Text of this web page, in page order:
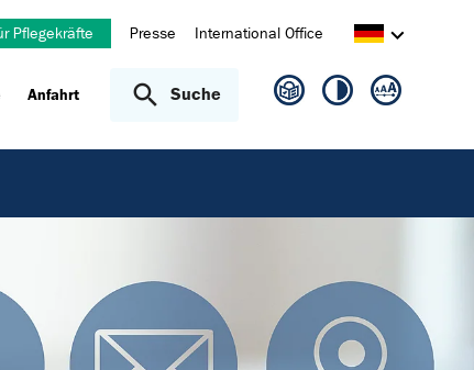
Pflegekräfte Presse International Office
Anfahrt Suche